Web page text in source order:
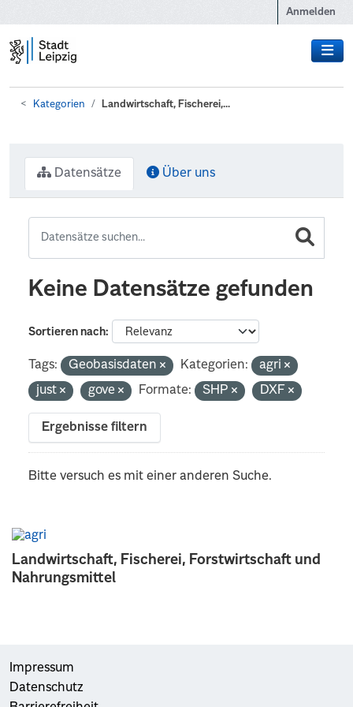
Anmelden
Kategorien Landwirtschaft, Fischerei,...
Landwirtschaft, Fischerei, Forstwirtschaft und
Nahrungsmittel
Datensätze Über uns
Keine Datensätze gefunden
Sortieren nach
Tags: Geobasisdaten Kategorien:
agri
just
gove Formate: SHP DXF
Ergebnisse filtern
Bitte versuch es mit einer anderen Suche.
Impressum
Datenschutz